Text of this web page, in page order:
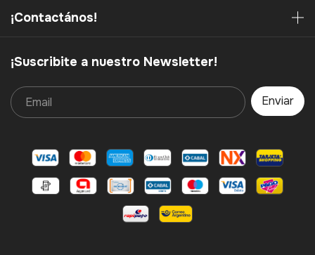
¡Contactános!
¡Suscribite a nuestro Newsletter!